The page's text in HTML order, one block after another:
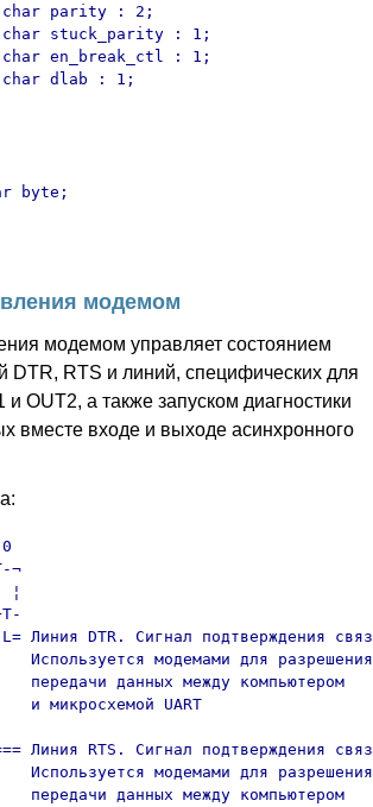
parity : 2;
stuck_parity : 1;
en_break_ctl : 1;
dlab : 1;
byte;
модемом
модемом управляет состоянием
DTR, RTS и линий, специфических для
OUT2, а также запуском диагностики
вместе входе и выходе асинхронного
¬
¦
Линия DTR. Сигнал подтверждения
Используется модемами для разрешения
передачи данных между компьютером
и микросхемой UART
Линия RTS. Сигнал подтверждения
Используется модемами для разрешения
передачи данных между компьютером